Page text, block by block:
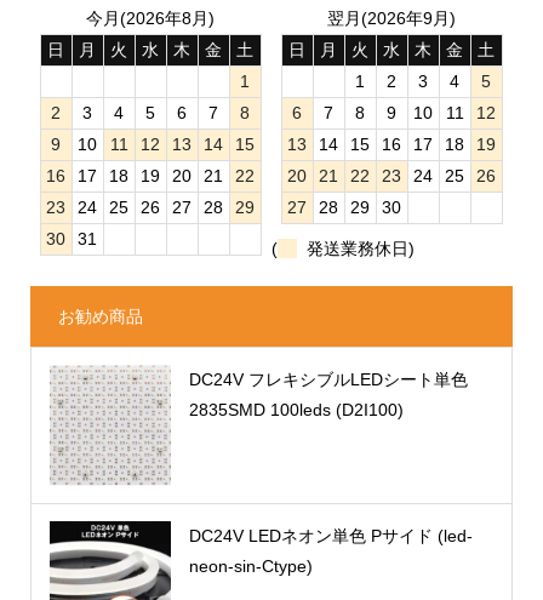
今月(2026年8月)
日
月 火 水 木 金
土
1
2
3 4 5 6 7
8
9
10 11 12 13 14
15
16
17 18 19 20 21
22
23
24 25 26 27 28
29
30
31
翌月(2026年9月)
日
月 火 水 木 金
土
1
2 3 4
5
6
7 8 9 10 11
12
13
14 15 16 17 18
19
20
21 22 23 24 25
26
27
28 29 30
( 発送業務休日)
お勧め商品
DC24V フレキシブルLEDシート単色
2835SMD 100leds (D2I100)
DC24V LEDネオン単色 Pサイド (led-
neon-sin-Ctype)